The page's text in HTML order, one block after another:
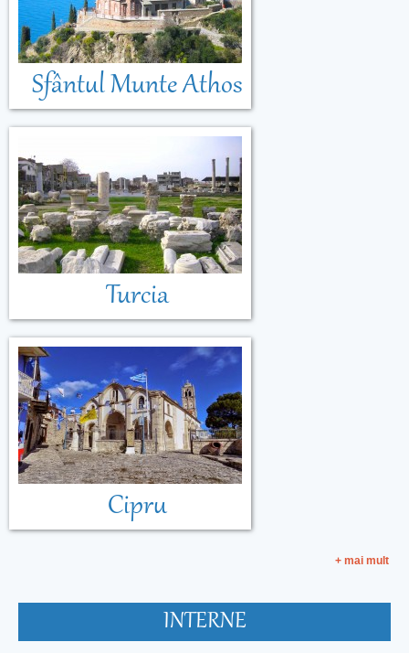
Sfântul Munte Athos
Turcia
Cipru
+ mai mult
INTERNE